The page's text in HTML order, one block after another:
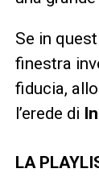
Se in
finestra
fiducia,
l’erede di
LA